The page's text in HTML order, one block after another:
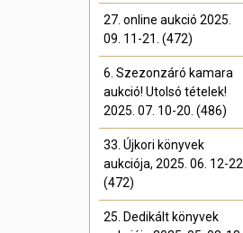
27. online aukció 2025.
09. 11-21. (472)
6. Szezonzáró kamara
aukció! Utolsó tételek!
2025. 07. 10-20. (486)
33. Újkori könyvek
aukciója, 2025. 06. 12-22.
(472)
25. Dedikált könyvek